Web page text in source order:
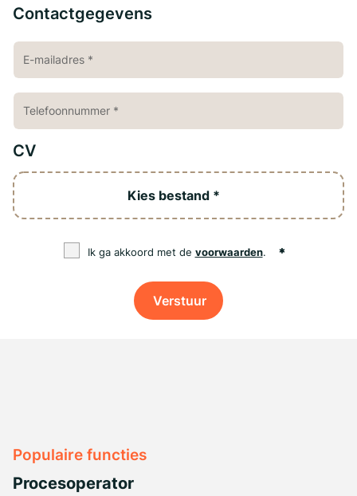
Contactgegevens
CV
Kies bestand *
Ik ga akkoord met de voorwaarden.
Verstuur
Populaire functies
Procesoperator